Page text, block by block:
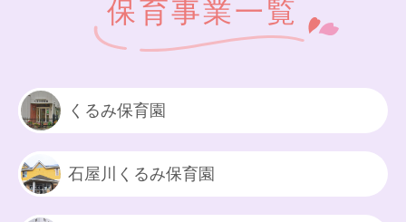
保育事業一覧
くるみ保育園
石屋川くるみ保育園